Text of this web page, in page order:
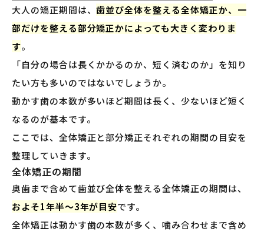
大人の矯正期間は、歯並び全体を整える全体矯正か、一
部だけを整える部分矯正かによっても大きく変わりま
す。
「自分の場合は長くかかるのか、短く済むのか」を知り
たい方も多いのではないでしょうか。
動かす歯の本数が多いほど期間は長く、少ないほど短く
なるのが基本です。
ここでは、全体矯正と部分矯正それぞれの期間の目安を
整理していきます。
全体矯正の期間
奥歯まで含めて歯並び全体を整える全体矯正の期間は、
およそ1年半〜3年が目安です。
全体矯正は動かす歯の本数が多く、噛み合わせまで含め